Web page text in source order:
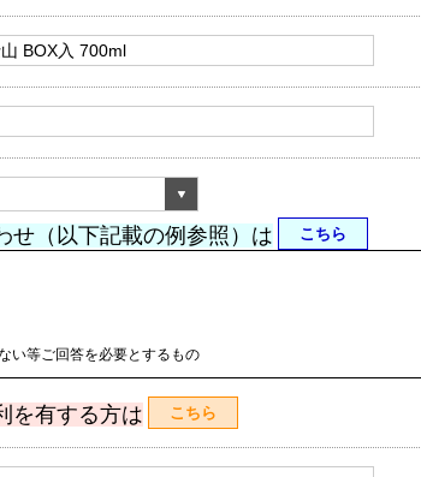
（以下記載の例参照）は こちら
等ご回答を必要とするもの
を有する方は こちら